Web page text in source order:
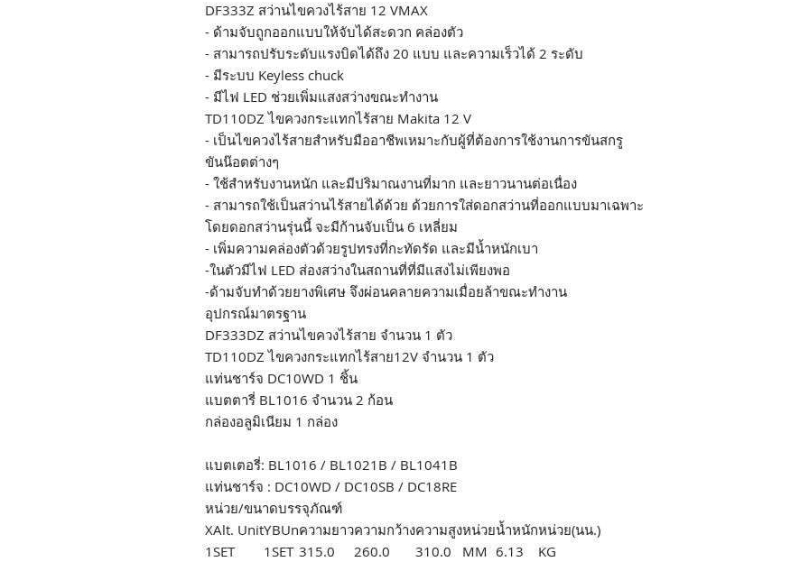
DF333Z สว่านไขควงไร้สาย 12 VMAX
- ด้ามจับถูกออกแบบให้จับได้สะดวก คล่องตัว
- สามารถปรับระดับแรงบิดได้ถึง 20 แบบ และความเร็วได้ 2 ระดับ
- มีระบบ Keyless chuck
- มีไฟ LED ช่วยเพิ่มแสงสว่างขณะทำงาน
TD110DZ ไขควงกระแทกไร้สาย Makita 12 V
- เป็นไขควงไร้สายสำหรับมืออาชีพเหมาะกับผู้ที่ต้องการใช้งานการขันสกรู
ขันน๊อตต่างๆ
- ใช้สำหรับงานหนัก และมีปริมาณงานที่มาก และยาวนานต่อเนื่อง
- สามารถใช้เป็นสว่านไร้สายได้ด้วย ด้วยการใส่ดอกสว่านที่ออกแบบมาเฉพาะ
โดยดอกสว่านรุ่นนี้ จะมีก้านจับเป็น 6 เหลี่ยม
- เพิ่มความคล่องตัวด้วยรูปทรงที่กะทัดรัด และมีน้ำหนักเบา
-ในตัวมีไฟ LED ส่องสว่างในสถานที่ที่มีแสงไม่เพียงพอ
-ด้ามจับทำด้วยยางพิเศษ จึงผ่อนคลายความเมื่อยล้าขณะทำงาน
อุปกรณ์มาตรฐาน
DF333DZ สว่านไขควงไร้สาย จำนวน 1 ตัว
TD110DZ ไขควงกระแทกไร้สาย12V จำนวน 1 ตัว
แท่นชาร์จ DC10WD 1 ชิ้น
แบตตารี่ BL1016 จำนวน 2 ก้อน
กล่องอลูมิเนียม 1 กล่อง
แบตเตอรี่: BL1016 / BL1021B / BL1041B
แท่นชาร์จ : DC10WD / DC10SB / DC18RE
หน่วย/ขนาดบรรจุภัณฑ์
XAlt. UnitYBUnความยาวความกว้างความสูงหน่วยน้ำหนักหน่วย(นน.)
1SET 1SET 315.0 260.0 310.0 MM 6.13
KG